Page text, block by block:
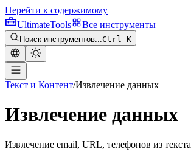
Перейти к содержимому
UltimateTools Все инструменты
Поиск инструментов...Ctrl K
Текст и Контент/Извлечение данных
Извлечение данных
Извлечение email, URL, телефонов из текста